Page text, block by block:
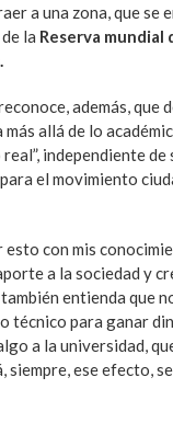
a una zona, que se
la Reserva mundial
además, que
allá de lo
independiente
el movimiento
esto con mis
a la sociedad y
entienda que
técnico para ganar
a la universidad,
siempre, ese efecto,